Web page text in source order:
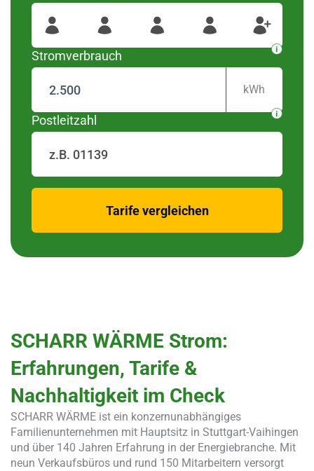
Stromverbrauch
kWh
Postleitzahl
Tarife vergleichen
Für Ihre Postleitzahl
#####
wurden diese Regionen
gefunden
SCHARR WÄRME Strom:
Erfahrungen, Tarife &
Nachhaltigkeit im Check
SCHARR WÄRME ist ein konzernunabhängiges
Familienunternehmen mit Hauptsitz in Stuttgart-Vaihingen
und über 140 Jahren Erfahrung in der Energiebranche. Mit
neun Verkaufsbüros und rund 150 Mitarbeitern versorgt